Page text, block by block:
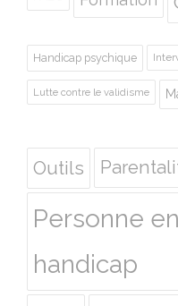
Handicap psychique
Lutte contre le validisme
Outils
Personne
handicap